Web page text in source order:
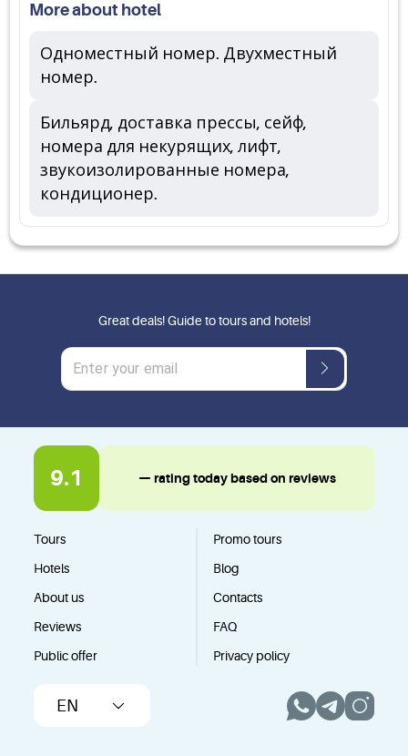
More about hotel
Одноместный номер. Двухместный
номер.
Бильярд, доставка прессы, сейф,
номера для некурящих, лифт,
звукоизолированные номера,
кондиционер.
9.1 — rating today based on reviews
Tours
Promo tours
Hotels
Blog
About us
Contacts
Reviews
FAQ
Public offer
Privacy policy
EN
Great deals! Guide to tours and hotels!